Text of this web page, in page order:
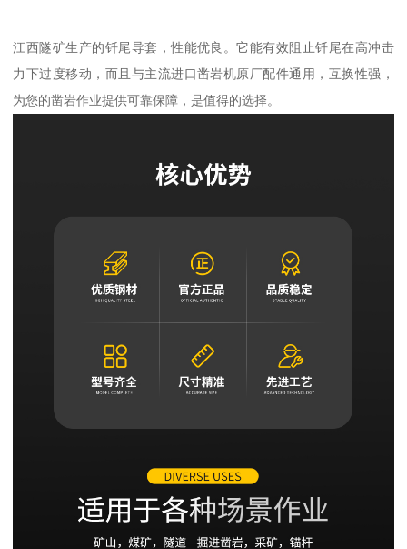
江西隧矿生产的钎尾导套，性能优良。它能有效阻止钎尾在高冲击
力下过度移动，而且与主流进口凿岩机原厂配件通用，互换性强，
为您的凿岩作业提供可靠保障，是值得的选择。